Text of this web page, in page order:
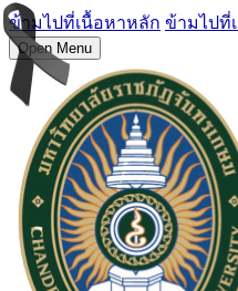
ข้ามไปที่เนื้อหาหลัก ข้ามไปที่
Open Menu